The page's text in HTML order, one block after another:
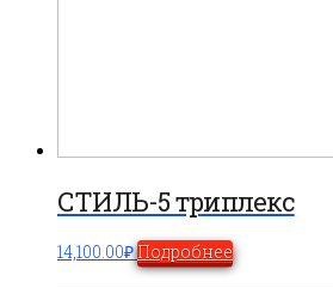
СТИЛЬ-5 триплекс
14,100.00₽ Подробнее